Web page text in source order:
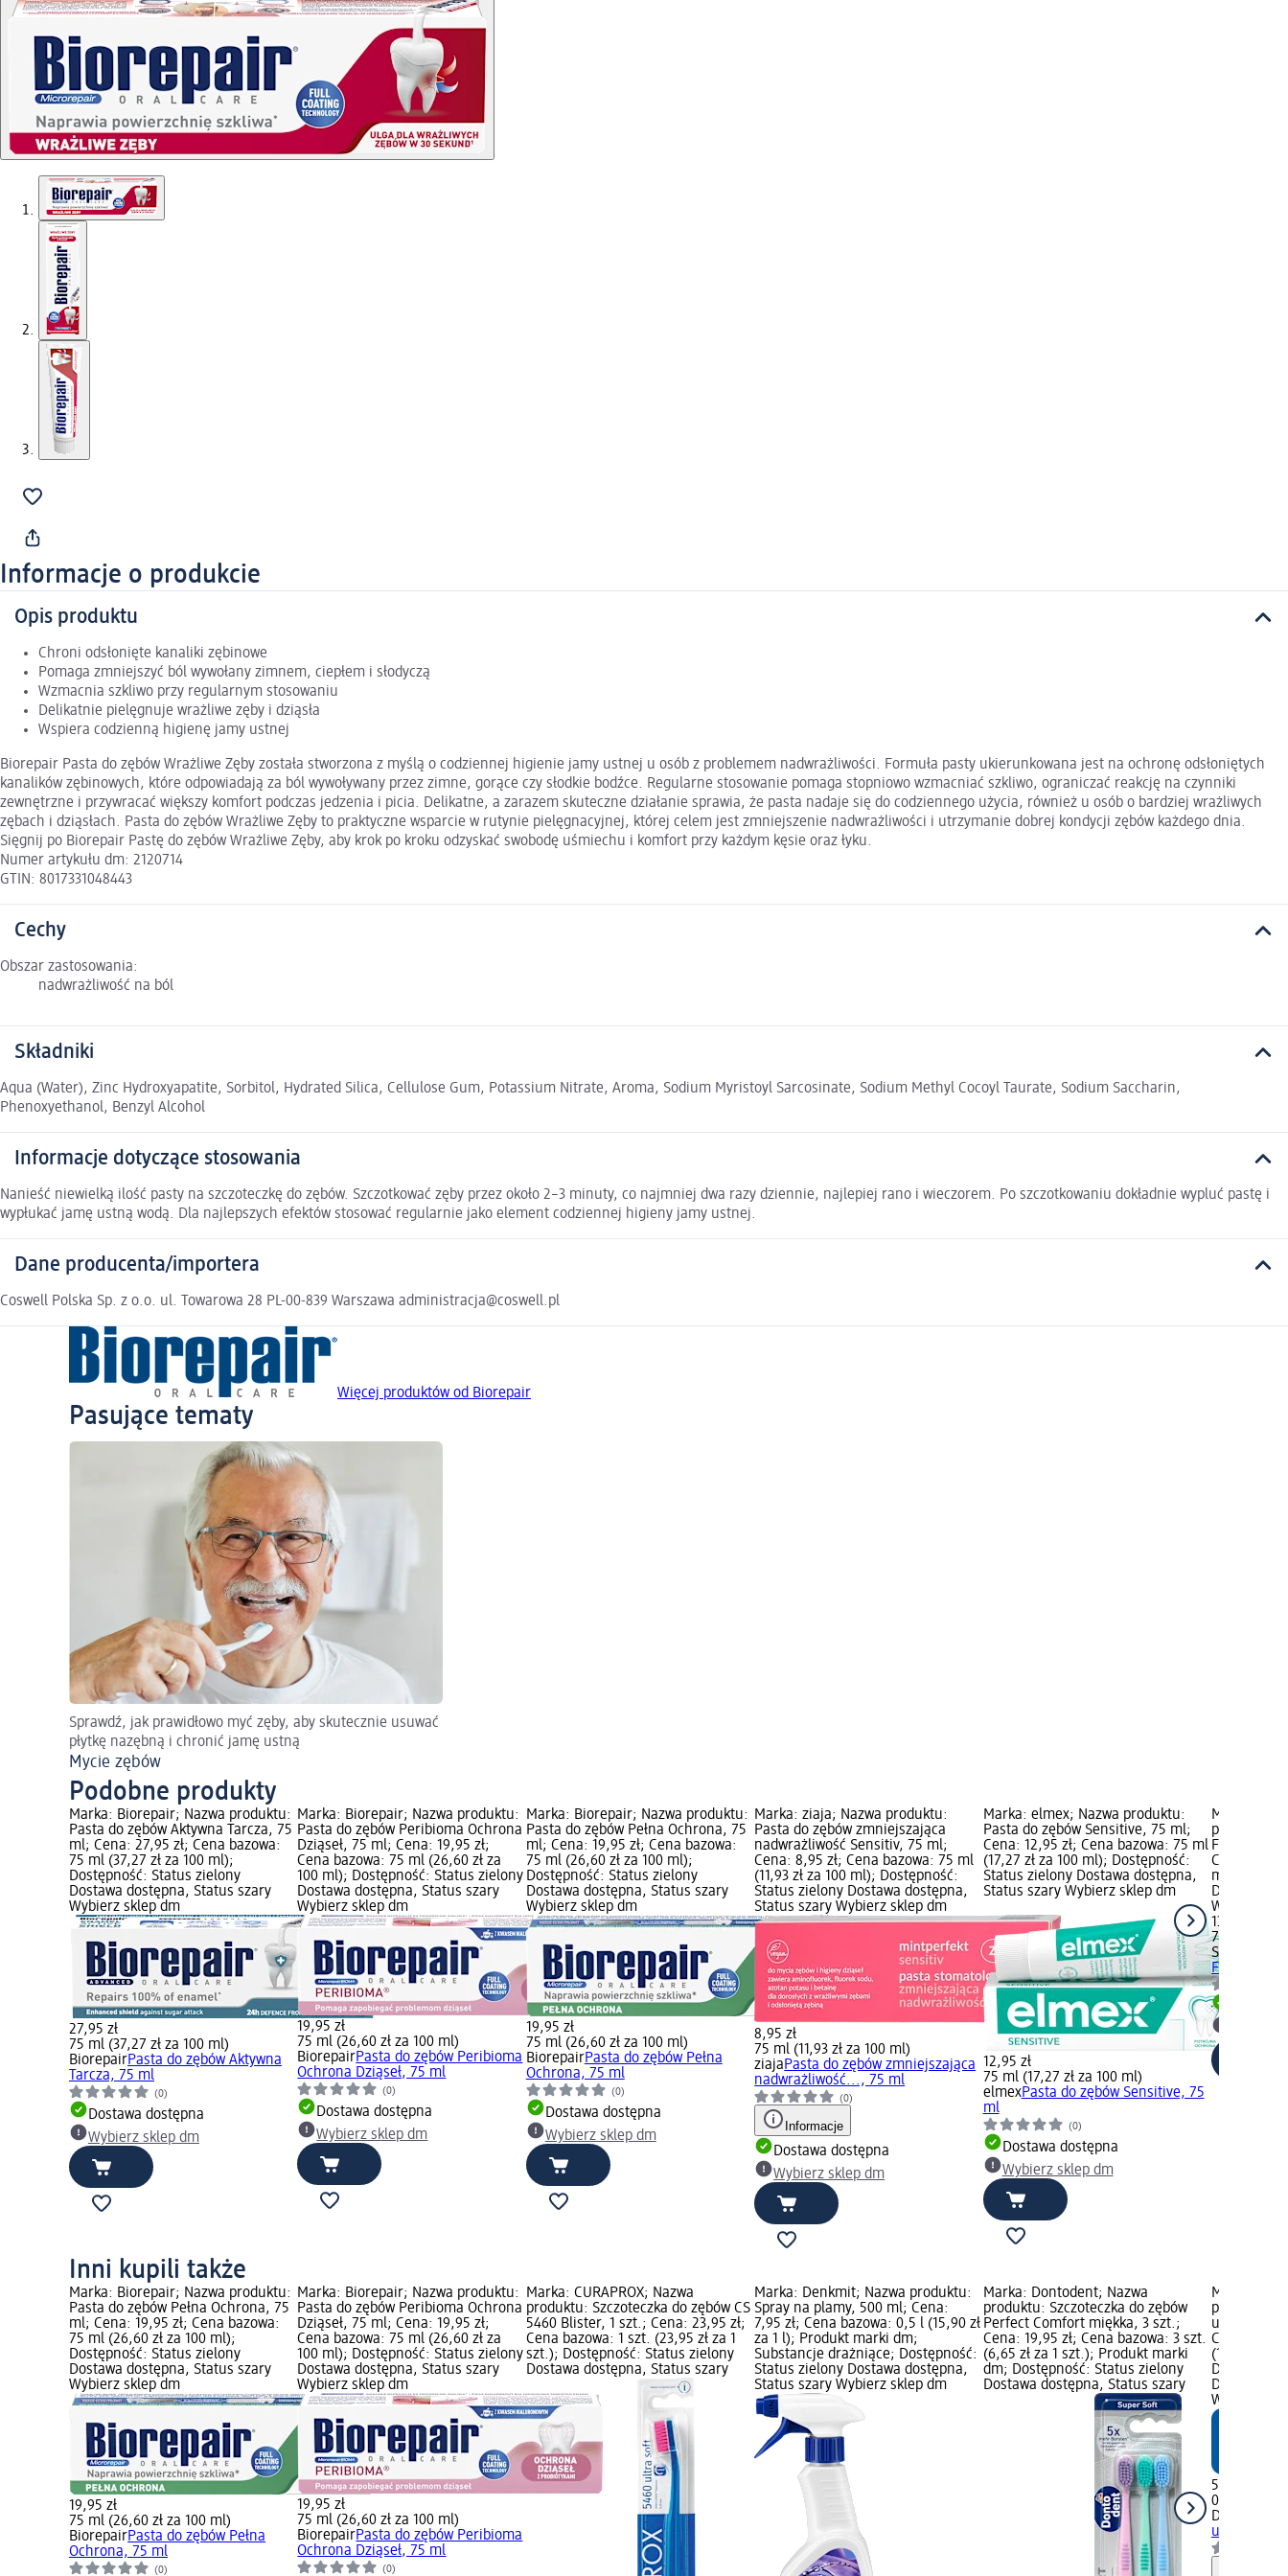
Informacje o produkcie
Opis produktu
Chroni odsłonięte kanaliki zębinowe
Pomaga zmniejszyć ból wywołany zimnem, ciepłem i słodyczą
Wzmacnia szkliwo przy regularnym stosowaniu
Delikatnie pielęgnuje wrażliwe zęby i dziąsła
Wspiera codzienną higienę jamy ustnej
Biorepair Pasta do zębów Wrażliwe Zęby została stworzona z myślą o codziennej higienie jamy ustnej u osób z problemem nadwrażliwości. Formuła pasty ukierunkowana jest na ochronę odsłoniętych
kanalików zębinowych, które odpowiadają za ból wywoływany przez zimne, gorące czy słodkie bodźce. Regularne stosowanie pomaga stopniowo wzmacniać szkliwo, ograniczać reakcję na czynniki
zewnętrzne i przywracać większy komfort podczas jedzenia i picia. Delikatne, a zarazem skuteczne działanie sprawia, że pasta nadaje się do codziennego użycia, również u osób o bardziej wrażliwych
zębach i dziąsłach. Pasta do zębów Wrażliwe Zęby to praktyczne wsparcie w rutynie pielęgnacyjnej, której celem jest zmniejszenie nadwrażliwości i utrzymanie dobrej kondycji zębów każdego dnia.
Sięgnij po Biorepair Pastę do zębów Wrażliwe Zęby, aby krok po kroku odzyskać swobodę uśmiechu i komfort przy każdym kęsie oraz łyku.
Numer artykułu dm: 2120714
GTIN: 8017331048443
Cechy
Obszar zastosowania:
nadwrażliwość na ból
Składniki
Aqua (Water), Zinc Hydroxyapatite, Sorbitol, Hydrated Silica, Cellulose Gum, Potassium Nitrate, Aroma, Sodium Myristoyl Sarcosinate, Sodium Methyl Cocoyl Taurate, Sodium Saccharin,
Phenoxyethanol, Benzyl Alcohol
Informacje dotyczące stosowania
Nanieść niewielką ilość pasty na szczoteczkę do zębów. Szczotkować zęby przez około 2–3 minuty, co najmniej dwa razy dziennie, najlepiej rano i wieczorem. Po szczotkowaniu dokładnie wypluć pastę i
wypłukać jamę ustną wodą. Dla najlepszych efektów stosować regularnie jako element codziennej higieny jamy ustnej.
Dane producenta/importera
Coswell Polska Sp. z o.o. ul. Towarowa 28 PL-00-839 Warszawa administracja@coswell.pl
Więcej produktów od Biorepair
Pasujące tematy
Sprawdź, jak prawidłowo myć zęby, aby skutecznie usuwać
płytkę nazębną i chronić jamę ustną
Mycie zębów
Podobne produkty
Marka: Biorepair; Nazwa produktu:
Pasta do zębów Aktywna Tarcza, 75
ml; Cena: 27,95 zł; Cena bazowa:
75 ml (37,27 zł za 100 ml);
Dostępność: Status zielony
Dostawa dostępna, Status szary
Wybierz sklep dm
27,95 zł
75 ml (37,27 zł za 100 ml)
BiorepairPasta do zębów Aktywna
Tarcza, 75 ml
(0)
Dostawa dostępna
Wybierz sklep dm
Marka: Biorepair; Nazwa produktu:
Pasta do zębów Peribioma Ochrona
Dziąseł, 75 ml; Cena: 19,95 zł;
Cena bazowa: 75 ml (26,60 zł za
100 ml); Dostępność: Status zielony
Dostawa dostępna, Status szary
Wybierz sklep dm
19,95 zł
75 ml (26,60 zł za 100 ml)
BiorepairPasta do zębów Peribioma
Ochrona Dziąseł, 75 ml
(0)
Dostawa dostępna
Wybierz sklep dm
Marka: Biorepair; Nazwa produktu:
Pasta do zębów Pełna Ochrona, 75
ml; Cena: 19,95 zł; Cena bazowa:
75 ml (26,60 zł za 100 ml);
Dostępność: Status zielony
Dostawa dostępna, Status szary
Wybierz sklep dm
19,95 zł
75 ml (26,60 zł za 100 ml)
BiorepairPasta do zębów Pełna
Ochrona, 75 ml
(0)
Dostawa dostępna
Wybierz sklep dm
Marka: ziaja; Nazwa produktu:
Pasta do zębów zmniejszająca
nadwrażliwość Sensitiv, 75 ml;
Cena: 8,95 zł; Cena bazowa: 75 ml
(11,93 zł za 100 ml); Dostępność:
Status zielony Dostawa dostępna,
Status szary Wybierz sklep dm
8,95 zł
75 ml (11,93 zł za 100 ml)
ziajaPasta do zębów zmniejszająca
nadwrażliwość..., 75 ml
(0)
Informacje
Dostawa dostępna
Wybierz sklep dm
Marka: elmex; Nazwa produktu:
Pasta do zębów Sensitive, 75 ml;
Cena: 12,95 zł; Cena bazowa: 75 ml
(17,27 zł za 100 ml); Dostępność:
Status zielony Dostawa dostępna,
Status szary Wybierz sklep dm
12,95 zł
75 ml (17,27 zł za 100 ml)
elmexPasta do zębów Sensitive, 75
ml
(0)
Dostawa dostępna
Wybierz sklep dm
Marka:
produktu:
Fluoride,
Cena
ml);
Dostawa
Wybierz
13,95 zł
75 ml
SENSODYNE
Fluoride,
Inni kupili także
Marka: Biorepair; Nazwa produktu:
Pasta do zębów Pełna Ochrona, 75
ml; Cena: 19,95 zł; Cena bazowa:
75 ml (26,60 zł za 100 ml);
Dostępność: Status zielony
Dostawa dostępna, Status szary
Wybierz sklep dm
19,95 zł
75 ml (26,60 zł za 100 ml)
BiorepairPasta do zębów Pełna
Ochrona, 75 ml
(0)
Marka: Biorepair; Nazwa produktu:
Pasta do zębów Peribioma Ochrona
Dziąseł, 75 ml; Cena: 19,95 zł;
Cena bazowa: 75 ml (26,60 zł za
100 ml); Dostępność: Status zielony
Dostawa dostępna, Status szary
Wybierz sklep dm
19,95 zł
75 ml (26,60 zł za 100 ml)
BiorepairPasta do zębów Peribioma
Ochrona Dziąseł, 75 ml
(0)
Marka: CURAPROX; Nazwa
produktu: Szczoteczka do zębów CS
5460 Blister, 1 szt.; Cena: 23,95 zł;
Cena bazowa: 1 szt. (23,95 zł za 1
szt.); Dostępność: Status zielony
Dostawa dostępna, Status szary
Marka: Denkmit; Nazwa produktu:
Spray na plamy, 500 ml; Cena:
7,95 zł; Cena bazowa: 0,5 l (15,90 zł
za 1 l); Produkt marki dm;
Substancje drażniące; Dostępność:
Status zielony Dostawa dostępna,
Status szary Wybierz sklep dm
Marka: Dontodent; Nazwa
produktu: Szczoteczka do zębów
Perfect Comfort miękka, 3 szt.;
Cena: 19,95 zł; Cena bazowa: 3 szt.
(6,65 zł za 1 szt.); Produkt marki
dm; Dostępność: Status zielony
Dostawa dostępna, Status szary
Marka:
produktu:
ustnej,
Cena: 5,65
(11,30 zł
Dostawa
Wybierz
5,65 zł
0,5 l (11,30
Dontodent
ustnej,